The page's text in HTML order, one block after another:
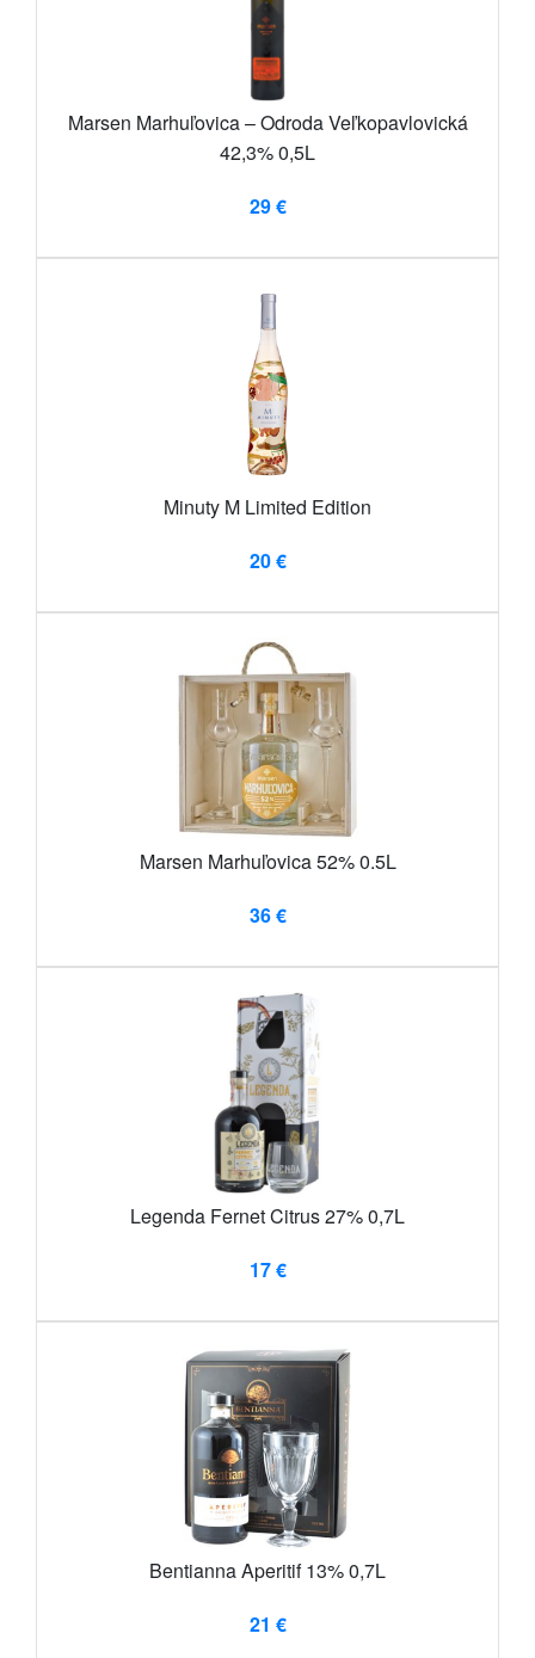
Marsen Marhuľovica – Odroda Veľkopavlovická
42,3% 0,5L
29 €
Minuty M Limited Edition
20 €
Marsen Marhuľovica 52% 0.5L
36 €
Legenda Fernet Citrus 27% 0,7L
17 €
Bentianna Aperitif 13% 0,7L
21 €